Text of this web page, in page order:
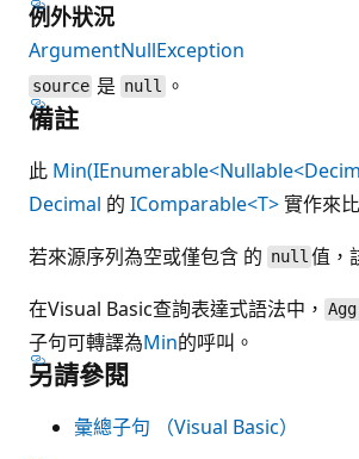
例外狀況
ArgumentNullException
source 是 null 。
備註
此
Decimal 的 IComparable<T>實作來
若來源序列為空或僅包含 的 null 值，
在Visual Basic查詢表達式語法中，
子句可轉譯為Min的呼叫。
另請參閱
彙總子句 （Visual Basic）